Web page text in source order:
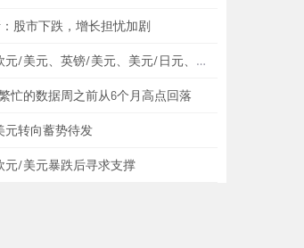
股市下跌，增长担忧加剧
美元价位行情：欧元/美元、英镑/美元、美元/日元、美元/加元、黄金
忙的数据周之前从6个月高点回落
元转向蓄势待发
元/美元暴跌后寻求支撑